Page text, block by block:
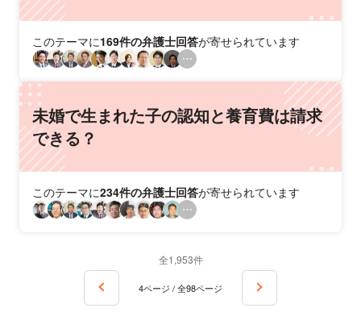
このテーマに169件の弁護士回答が寄せられています
未婚で生まれた子の認知と養育費は請求
できる？
このテーマに234件の弁護士回答が寄せられています
全1,953件
4ページ / 全98ページ